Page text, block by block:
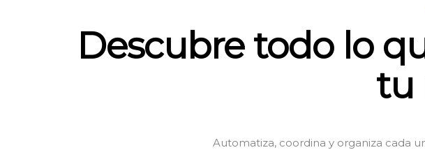
Descubre todo lo
tu
Automatiza, coordina y organiza cada